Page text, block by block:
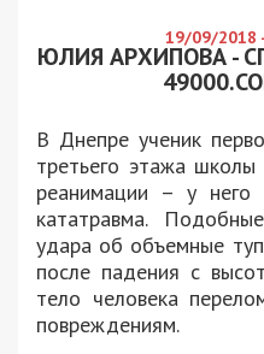
19/09/2018
ЮЛИЯ АРХИПОВА -
В Днепре ученик
третьего этажа
реанимации – у
кататравма.
удара об объемные
после падения с
тело человека
повреждениям.